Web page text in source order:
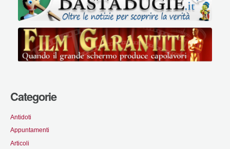
Categorie
Antidoti
Appuntamenti
Articoli